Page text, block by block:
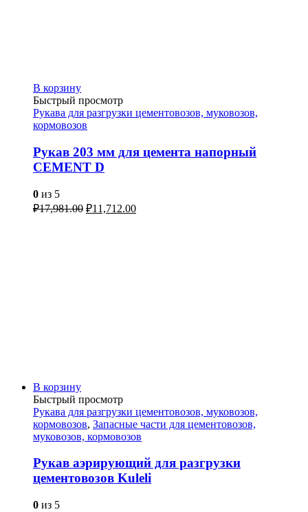
В корзину
Быстрый просмотр
Рукава для разгрузки цементовозов, муковозов,
кормовозов
Рукав 203 мм для цемента напорный
CEMENT D
0 из 5
₽17,981.00 ₽11,712.00
В корзину
Быстрый просмотр
Рукава для разгрузки цементовозов, муковозов,
кормовозов, Запасные части для цементовозов,
муковозов, кормовозов
Рукав аэрирующий для разгрузки
цементовозов Kuleli
0 из 5